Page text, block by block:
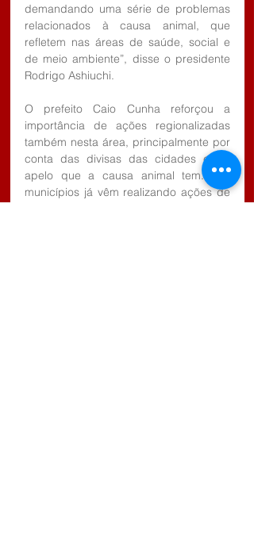
demandando uma série de problemas
relacionados à causa animal, que
refletem nas áreas de saúde, social e
de meio ambiente”, disse o presidente
Rodrigo Ashiuchi.
O prefeito Caio Cunha reforçou a
importância de ações regionalizadas
também nesta área, principalmente por
conta das divisas das cidades e do
apelo que a causa animal tem. “Os
municípios já vêm realizando ações de